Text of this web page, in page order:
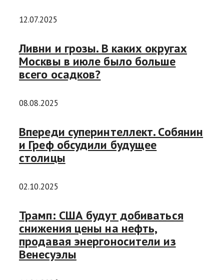
12.07.2025
Ливни и грозы. В каких округах
Москвы в июле было больше
всего осадков?
08.08.2025
Впереди суперинтеллект. Собянин
и Греф обсудили будущее
столицы
02.10.2025
Трамп: США будут добиваться
снижения цены на нефть,
продавая энергоносители из
Венесуэлы